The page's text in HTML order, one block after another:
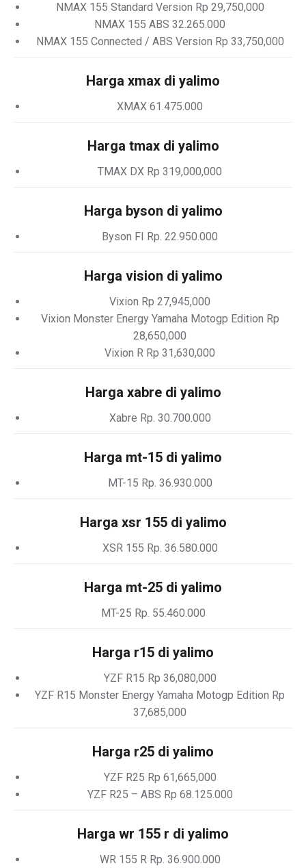
NMAX 155 Standard Version Rp 29,750,000
NMAX 155 ABS 32.265.000
NMAX 155 Connected / ABS Version Rp 33,750,000
Harga xmax di yalimo
XMAX 61.475.000
Harga tmax di yalimo
TMAX DX Rp 319,000,000
Harga byson di yalimo
Byson FI Rp. 22.950.000
Harga vision di yalimo
Vixion Rp 27,945,000
Vixion Monster Energy Yamaha Motogp Edition Rp
28,650,000
Vixion R Rp 31,630,000
Harga xabre di yalimo
Xabre Rp. 30.700.000
Harga mt-15 di yalimo
MT-15 Rp. 36.930.000
Harga xsr 155 di yalimo
XSR 155 Rp. 36.580.000
Harga mt-25 di yalimo
MT-25 Rp. 55.460.000
Harga r15 di yalimo
YZF R15 Rp 36,080,000
YZF R15 Monster Energy Yamaha Motogp Edition Rp
37,685,000
Harga r25 di yalimo
YZF R25 Rp 61,665,000
YZF R25 – ABS Rp 68.125.000
Harga wr 155 r di yalimo
WR 155 R Rp. 36.900.000